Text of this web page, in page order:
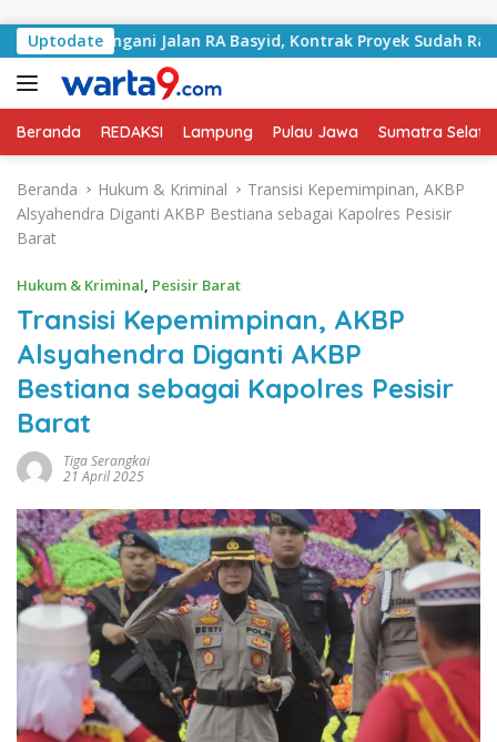
Uptodate
Tangani Jalan RA Basyid, Kontrak Proyek Sudah Rampung
Beranda REDAKSI Lampung Pulau Jawa Sumatra
Beranda Hukum & Kriminal
Transisi Kepemimpinan, AKBP
Alsyahendra Diganti AKBP Bestiana sebagai Kapolres Pesisir
Barat
Hukum & Kriminal, Pesisir Barat
Transisi Kepemimpinan, AKBP
Alsyahendra Diganti AKBP
Bestiana sebagai Kapolres Pesisir
Barat
Tiga Serangkai
21 April 2025